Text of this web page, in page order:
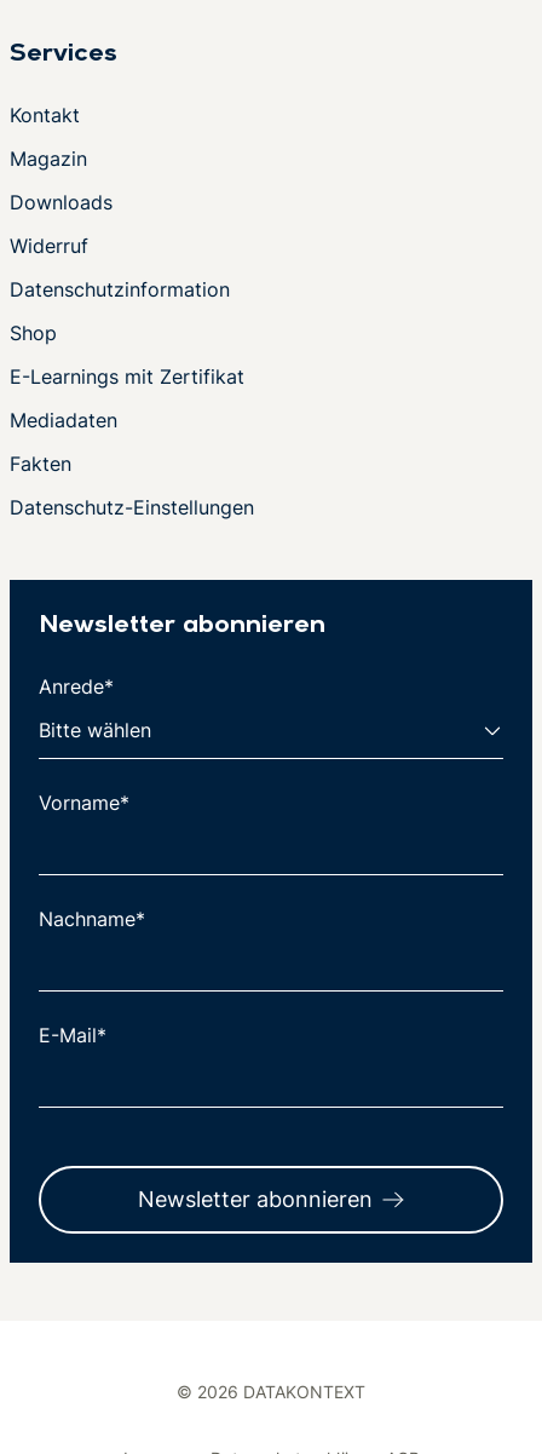
Services
Kontakt
Magazin
Downloads
Widerruf
Datenschutzinformation
Shop
E-Learnings mit Zertifikat
Mediadaten
Fakten
Datenschutz-Einstellungen
Newsletter abonnieren
Anrede*
Vorname*
Nachname*
E-Mail*
Newsletter abonnieren
© 2026 DATAKONTEXT